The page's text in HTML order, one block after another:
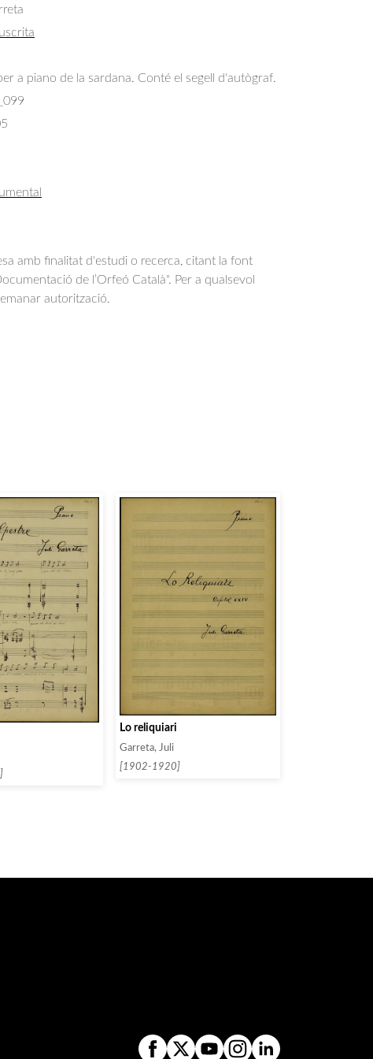
a piano de la sardana. Conté el segell d'autògraf.
amb finalitat d'estudi o recerca, citant la font
de l’Orfeó Català". Per a qualsevol
autorització.
Lo reliquiari
Garreta, Juli
[1902-1920]